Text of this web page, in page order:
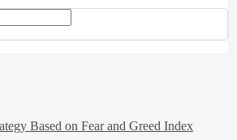
Based on Fear and Greed Index